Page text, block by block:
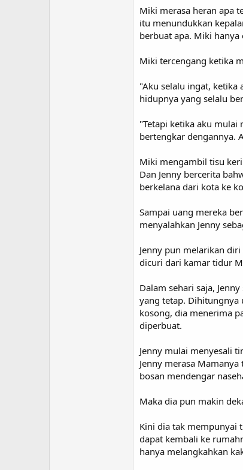
Miki merasa heran apa
itu menundukkan
berbuat apa. Miki
Miki tercengang ketika
"Aku selalu ingat, ketika
hidupnya yang selalu
"Tetapi ketika aku mulai
bertengkar dengannya.
Miki mengambil tisu
Dan Jenny bercerita
berkelana dari kota ke
Sampai uang mereka
menyalahkan Jenny
Jenny pun melarikan
dicuri dari kamar tidur
Dalam sehari saja,
yang tetap. Dihitungnya
kosong, dia menerima
diperbuat.
Jenny mulai menyesali
Jenny merasa
bosan mendengar
Maka dia pun makin
Kini dia tak mempunyai
dapat kembali ke
hanya melangkahkan